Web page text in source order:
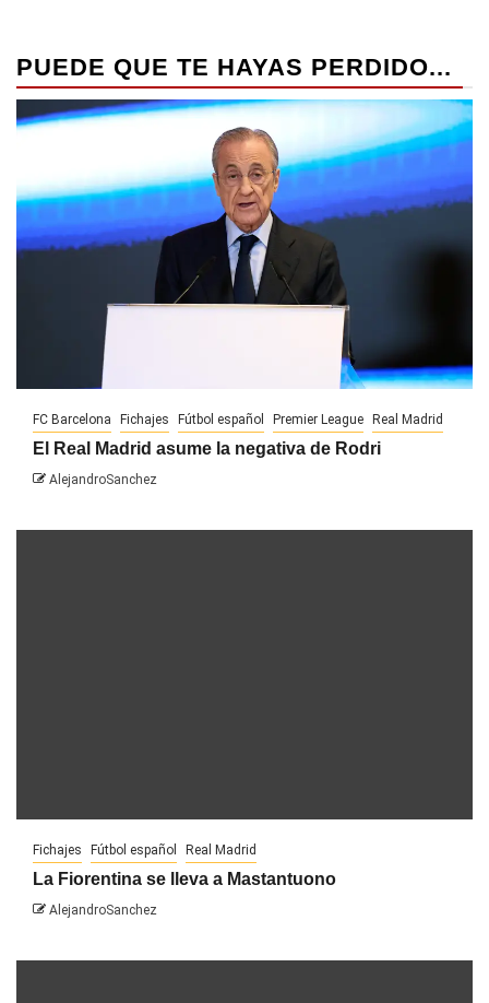
PUEDE QUE TE HAYAS PERDIDO...
FC Barcelona Fichajes Fútbol español Premier League Real Madrid
El Real Madrid asume la negativa de Rodri
AlejandroSanchez
Fichajes Fútbol español Real Madrid
La Fiorentina se lleva a Mastantuono
AlejandroSanchez